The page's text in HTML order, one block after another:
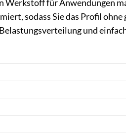
Werkstoff für Anwendungen
sodass Sie das Profil
und